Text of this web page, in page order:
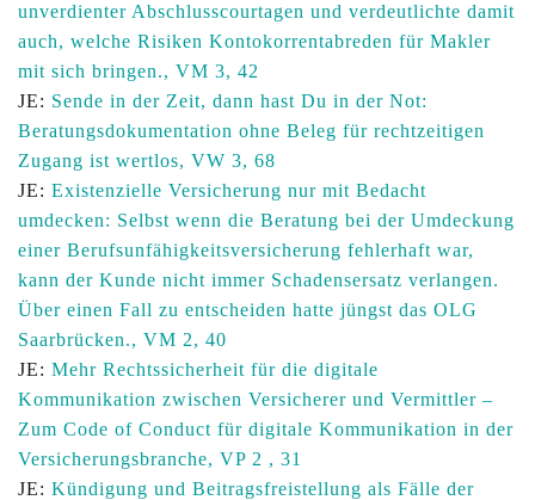
unverdienter Abschlusscourtagen und verdeutlichte damit
auch, welche Risiken Kontokorrentabreden für Makler
mit sich bringen., VM 3, 42
JE: Sende in der Zeit, dann hast Du in der Not:
Beratungsdokumentation ohne Beleg für rechtzeitigen
Zugang ist wertlos, VW 3, 68
JE: Existenzielle Versicherung nur mit Bedacht
umdecken: Selbst wenn die Beratung bei der Umdeckung
einer Berufsunfähigkeitsversicherung fehlerhaft war,
kann der Kunde nicht immer Schadensersatz verlangen.
Über einen Fall zu entscheiden hatte jüngst das OLG
Saarbrücken., VM 2, 40
JE: Mehr Rechtssicherheit für die digitale
Kommunikation zwischen Versicherer und Vermittler –
Zum Code of Conduct für digitale Kommunikation in der
Versicherungsbranche, VP 2 , 31
JE: Kündigung und Beitragsfreistellung als Fälle der